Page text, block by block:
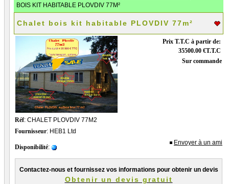
BOIS KIT HABITABLE PLOVDIV 77M²
Chalet bois kit habitable PLOVDIV 77m²
Prix T.T.C à partir de:
35500.00 €T.T.C
Sur commande
Réf: CHALET PLOVDIV 77M2
Fournisseur: HEB1 Ltd
Disponibilité:
Envoyer à un ami
Contactez-nous et fournissez vos informations pour obtenir un devis
Obtenir un devis gratuit
Prénom
Entreprise
Domaine d'activité
No TVA Intracommunautaire